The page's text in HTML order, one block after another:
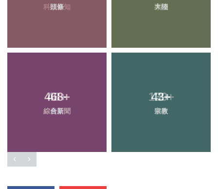
頭條 大陸
468+
綜合新聞
43+
宗教